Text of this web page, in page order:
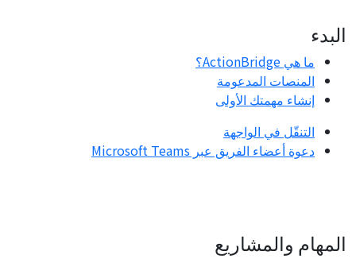
البدء
ما هي ActionBridge؟
المنصات المدعومة
إنشاء مهمتك الأولى
التنقّل في الواجهة
دعوة أعضاء الفريق عبر Microsoft Teams
المهام والمشاريع